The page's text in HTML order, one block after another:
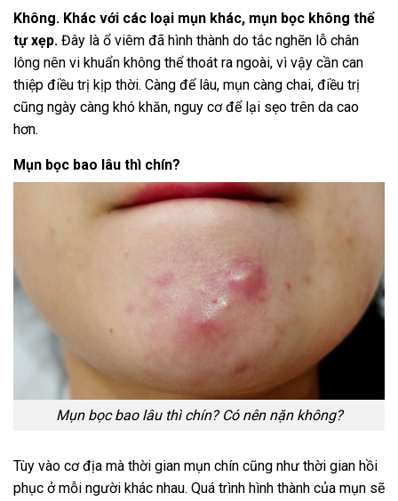
Không. Khác với các loại mụn khác, mụn bọc không thể
tự xẹp. Đây là ổ viêm đã hình thành do tắc nghẽn lỗ chân
lông nên vi khuẩn không thể thoát ra ngoài, vì vậy cần can
thiệp điều trị kịp thời. Càng để lâu, mụn càng chai, điều trị
cũng ngày càng khó khăn, nguy cơ để lại sẹo trên da cao
hơn.
Mụn bọc bao lâu thì chín?
Mụn bọc bao lâu thì chín? Có nên nặn không?
Tùy vào cơ địa mà thời gian mụn chín cũng như thời gian hồi
phục ở mỗi người khác nhau. Quá trình hình thành của mụn sẽ